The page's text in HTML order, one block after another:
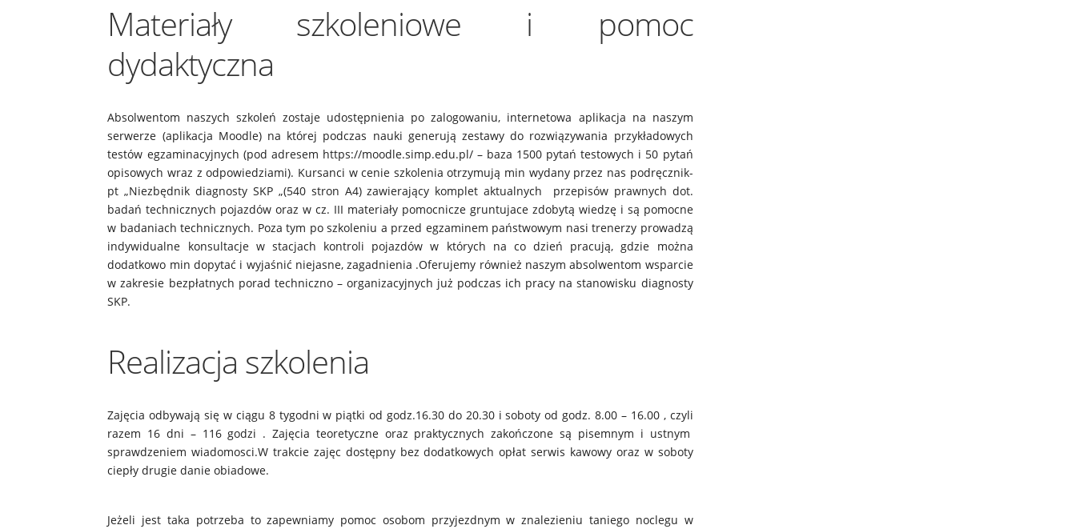
Materiały szkoleniowe i pomoc
dydaktyczna
Absolwentom naszych szkoleń zostaje udostępnienia po zalogowaniu, internetowa aplikacja na naszym
serwerze (aplikacja Moodle) na której podczas nauki generują zestawy do rozwiązywania przykładowych
testów egzaminacyjnych (pod adresem https://moodle.simp.edu.pl/ – baza 1500 pytań testowych i 50 pytań
opisowych wraz z odpowiedziami). Kursanci w cenie szkolenia otrzymują min wydany przez nas podręcznik-
pt „Niezbędnik diagnosty SKP „(540 stron A4) zawierający komplet aktualnych przepisów prawnych dot.
badań technicznych pojazdów oraz w cz. III materiały pomocnicze gruntujace zdobytą wiedzę i są pomocne
w badaniach technicznych. Poza tym po szkoleniu a przed egzaminem państwowym nasi trenerzy prowadzą
indywidualne konsultacje w stacjach kontroli pojazdów w których na co dzień pracują, gdzie można
dodatkowo min dopytać i wyjaśnić niejasne, zagadnienia .Oferujemy również naszym absolwentom wsparcie
w zakresie bezpłatnych porad techniczno – organizacyjnych już podczas ich pracy na stanowisku diagnosty
SKP.
Realizacja szkolenia
Zajęcia odbywają się w ciągu 8 tygodni w piątki od godz.16.30 do 20.30 i soboty od godz. 8.00 – 16.00 , czyli
razem 16 dni – 116 godzi . Zajęcia teoretyczne oraz praktycznych zakończone są pisemnym i ustnym
sprawdzeniem wiadomosci.W trakcie zajęc dostępny bez dodatkowych opłat serwis kawowy oraz w soboty
ciepły drugie danie obiadowe.
Jeżeli jest taka potrzeba to zapewniamy pomoc osobom przyjezdnym w znalezieniu taniego noclegu w